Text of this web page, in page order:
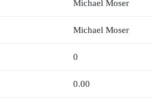
Michael Moser
Michael Moser
0
0.00